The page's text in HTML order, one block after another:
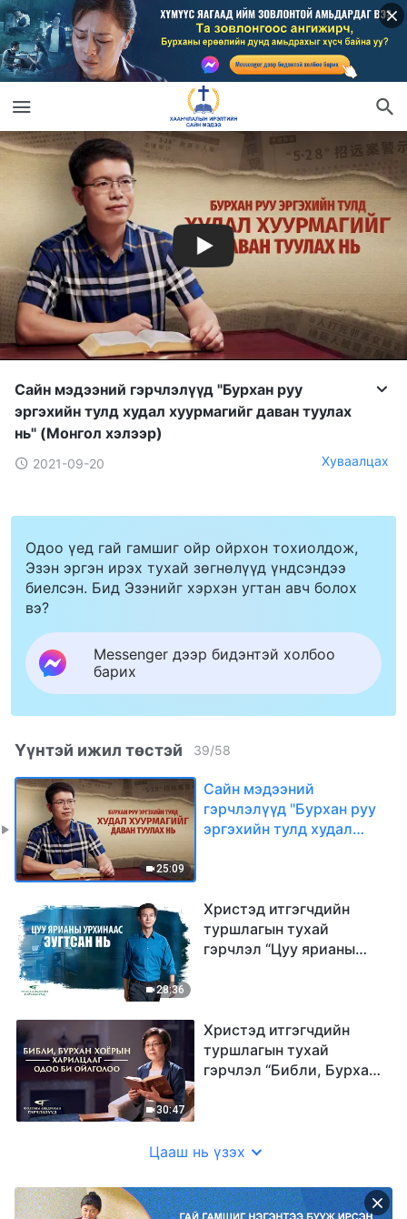
Сайн мэдээний гэрчлэлүүд "Бурхан руу
эргэхийн тулд худал хуурмагийг даван туулах
нь" (Mонгол хэлээр)
2021-09-20 Хуваалцах
Одоо үед гай гамшиг ойр ойрхон тохиолдож,
Эзэн эргэн ирэх тухай зөгнөлүүд үндсэндээ
биелсэн. Бид Эзэнийг хэрхэн угтан авч болох
вэ?
Messenger дээр бидэнтэй холбоо
барих
Үүнтэй ижил төстэй 39/58
25:09
Сайн мэдээний
гэрчлэлүүд "Бурхан руу
эргэхийн тулд худал
28:36
Христэд итгэгчдийн
туршлагын тухай
гэрчлэл “Цуу ярианы
30:47
Христэд итгэгчдийн
туршлагын тухай
гэрчлэл “Библи, Бурхан
Цааш нь үзэх